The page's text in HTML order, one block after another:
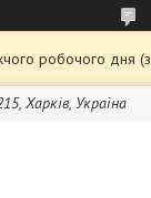
робочого дня
Харків, Україна